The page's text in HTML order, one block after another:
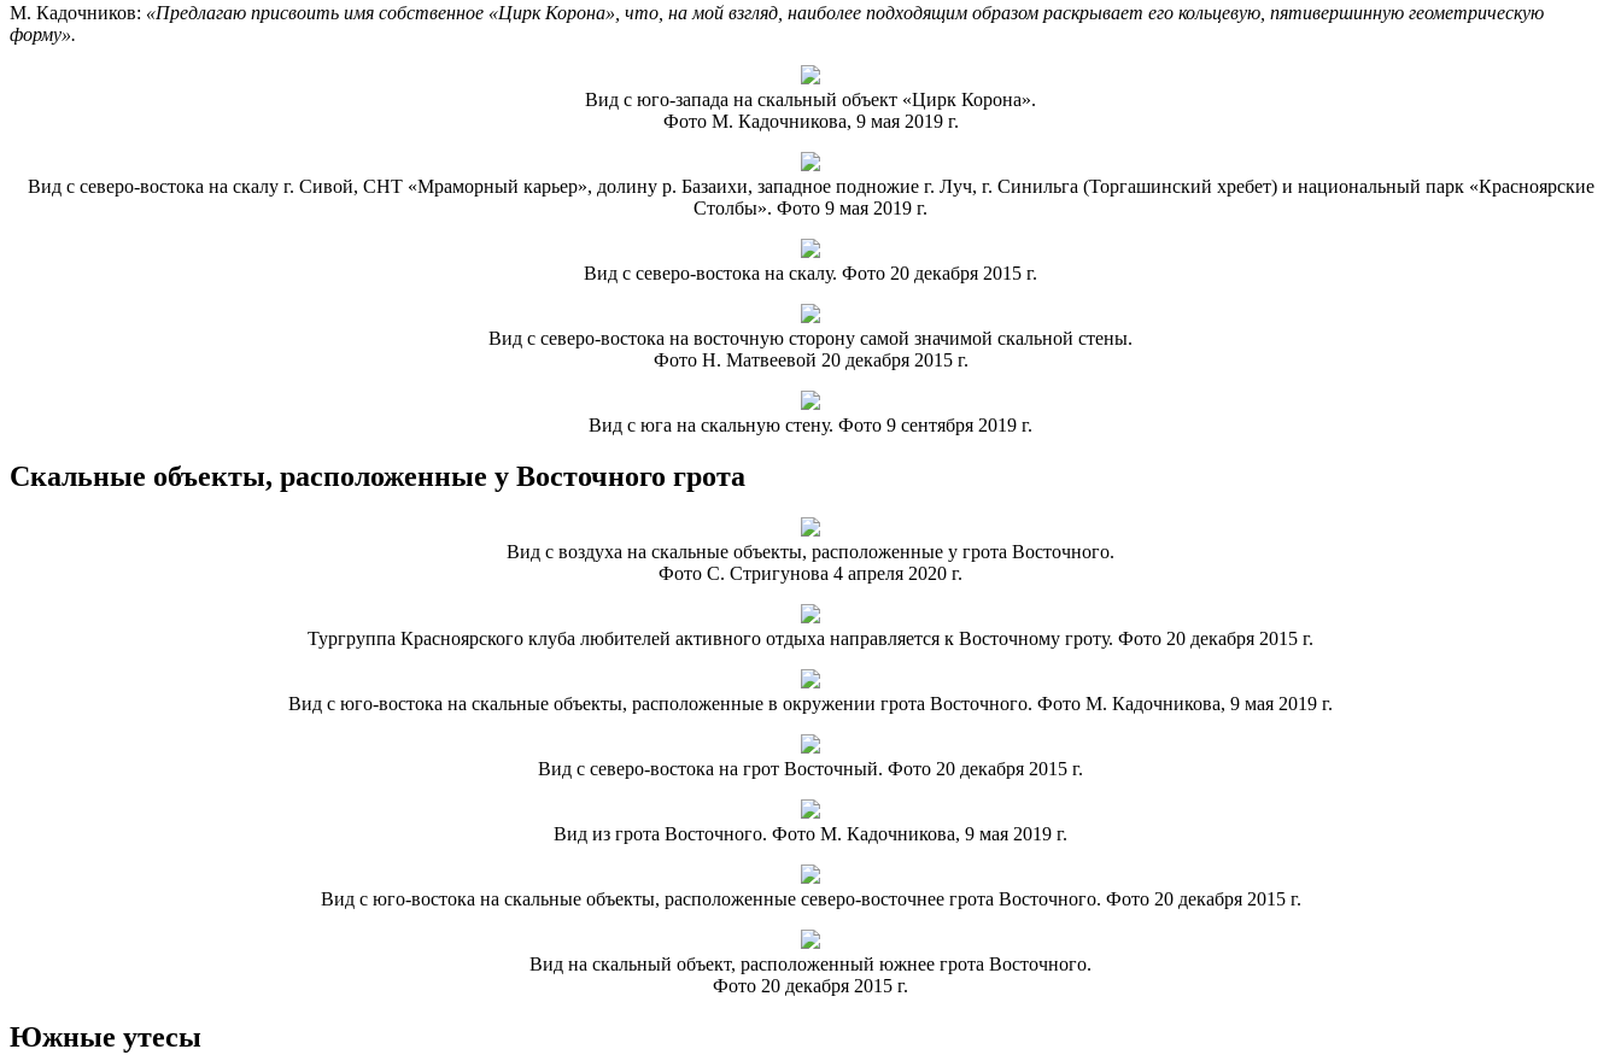
М. Кадочников: «Предлагаю присвоить имя собственное «Цирк Корона», что, на мой взгляд, наиболее подходящим образом раскрывает его кольцевую, пятивершинную геометрическую
форму».
Вид с юго-запада на скальный объект «Цирк Корона».
Фото М. Кадочникова, 9 мая 2019 г.
Вид с северо-востока на скалу г. Сивой, СНТ «Мраморный карьер», долину р. Базаихи, западное подножие г. Луч, г. Синильга (Торгашинский хребет) и национальный парк «Красноярские
Столбы». Фото 9 мая 2019 г.
Вид с северо-востока на скалу. Фото 20 декабря 2015 г.
Вид с северо-востока на восточную сторону самой значимой скальной стены.
Фото Н. Матвеевой 20 декабря 2015 г.
Вид с юга на скальную стену. Фото 9 сентября 2019 г.
Скальные объекты, расположенные у Восточного грота
Вид с воздуха на скальные объекты, расположенные у грота Восточного.
Фото С. Стригунова 4 апреля 2020 г.
Тургруппа Красноярского клуба любителей активного отдыха направляется к Восточному гроту. Фото 20 декабря 2015 г.
Вид с юго-востока на скальные объекты, расположенные в окружении грота Восточного. Фото М. Кадочникова, 9 мая 2019 г.
Вид с северо-востока на грот Восточный. Фото 20 декабря 2015 г.
Вид из грота Восточного. Фото М. Кадочникова, 9 мая 2019 г.
Вид с юго-востока на скальные объекты, расположенные северо-восточнее грота Восточного. Фото 20 декабря 2015 г.
Вид на скальный объект, расположенный южнее грота Восточного.
Фото 20 декабря 2015 г.
Южные утесы